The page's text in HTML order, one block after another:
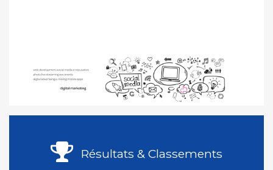
Résultats & Classements